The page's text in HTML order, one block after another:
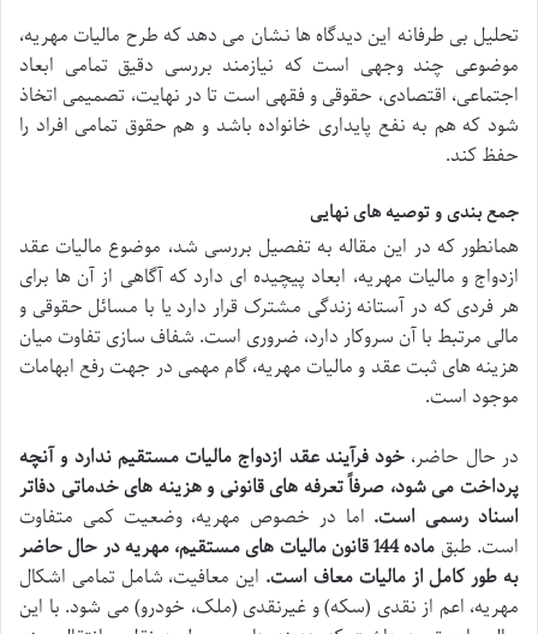
تحلیل بی طرفانه این دیدگاه ها نشان می دهد که طرح مالیات مهریه،
موضوعی چند وجهی است که نیازمند بررسی دقیق تمامی ابعاد
اجتماعی، اقتصادی، حقوقی و فقهی است تا در نهایت، تصمیمی اتخاذ
شود که هم به نفع پایداری خانواده باشد و هم حقوق تمامی افراد را
حفظ کند.
جمع بندی و توصیه های نهایی
همانطور که در این مقاله به تفصیل بررسی شد، موضوع مالیات عقد
ازدواج و مالیات مهریه، ابعاد پیچیده ای دارد که آگاهی از آن ها برای
هر فردی که در آستانه زندگی مشترک قرار دارد یا با مسائل حقوقی و
مالی مرتبط با آن سروکار دارد، ضروری است. شفاف سازی تفاوت میان
هزینه های ثبت عقد و مالیات مهریه، گام مهمی در جهت رفع ابهامات
موجود است.
در حال حاضر، خود فرآیند عقد ازدواج مالیات مستقیم ندارد و آنچه
پرداخت می شود، صرفاً تعرفه های قانونی و هزینه های خدماتی دفاتر
اسناد رسمی است. اما در خصوص مهریه، وضعیت کمی متفاوت
است. طبق
ماده 144 قانون مالیات های مستقیم، مهریه در حال حاضر
به طور کامل از مالیات معاف است. این معافیت، شامل تمامی اشکال
مهریه، اعم از نقدی (سکه) و غیرنقدی (ملک، خودرو) می شود. با این